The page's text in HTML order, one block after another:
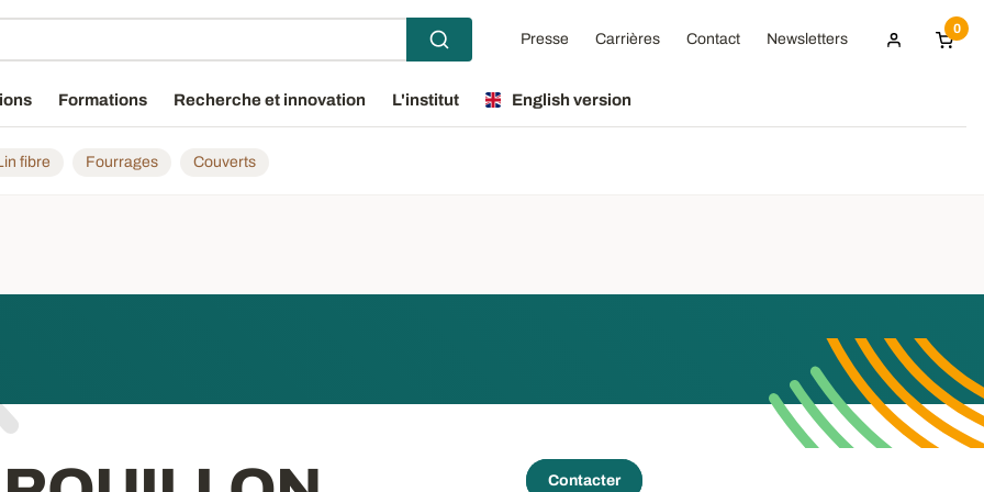
Presse Carrières Contact Newsletters
0
Formations Recherche et innovation L'institut English version
fibre Fourrages Couverts
Contacter